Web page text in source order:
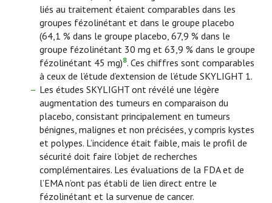
liés au traitement étaient comparables dans les
groupes fézolinétant et dans le groupe placebo
(64,1 % dans le groupe placebo, 67,9 % dans le
groupe fézolinétant 30 mg et 63,9 % dans le groupe
fézolinétant 45 mg)8. Ces chiffres sont comparables
à ceux de l’étude d’extension de l’étude SKYLIGHT 1.
Les études SKYLIGHT ont révélé une légère
augmentation des tumeurs en comparaison du
placebo, consistant principalement en tumeurs
bénignes, malignes et non précisées, y compris kystes
et polypes. L’incidence était faible, mais le profil de
sécurité doit faire l’objet de recherches
complémentaires. Les évaluations de la FDA et de
l’EMA n’ont pas établi de lien direct entre le
fézolinétant et la survenue de cancer.